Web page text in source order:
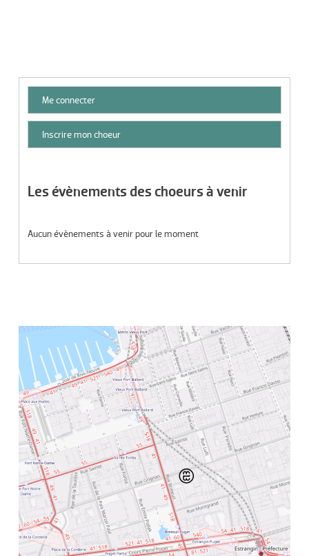
Me connecter
Inscrire mon choeur
Les évènements des choeurs à venir
Aucun évènements à venir pour le moment